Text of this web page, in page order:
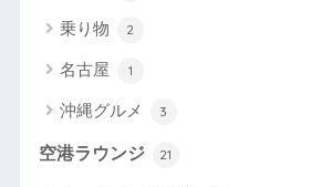
乗り物 2
名古屋 1
沖縄グルメ 3
空港ラウンジ 21